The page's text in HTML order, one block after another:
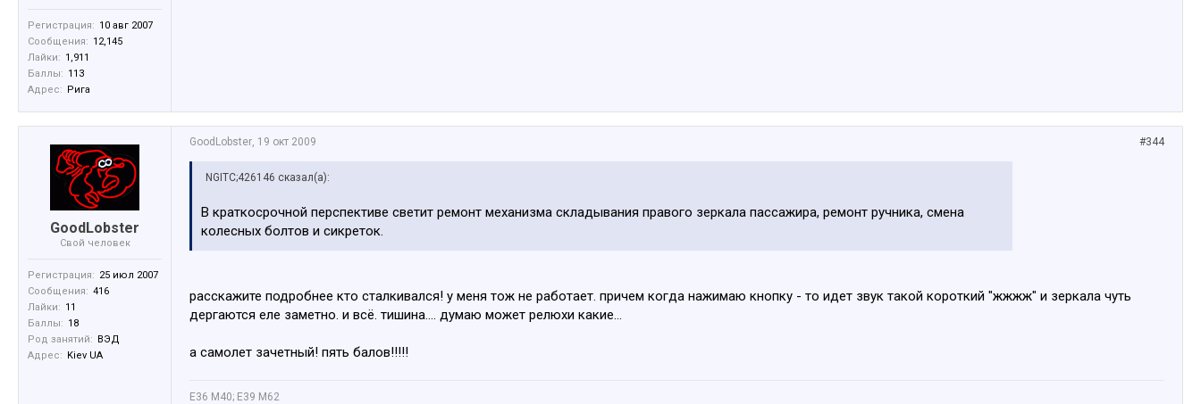
Регистрация: 10 авг 2007
Сообщения: 12,145
Лайки: 1,911
Баллы: 113
Адрес: Рига
GoodLobster
Свой человек
Регистрация: 25 июл 2007
Сообщения: 416
Лайки: 11
Баллы: 18
Род занятий: ВЭД
Адрес: Kiev UA
#344
GoodLobster, 19 окт 2009
NGITC;426146 сказал(а):
В краткосрочной перспективе светит ремонт механизма складывания правого зеркала пассажира, ремонт ручника, смена
колесных болтов и сикреток.
расскажите подробнее кто сталкивался! у меня тож не работает. причем когда нажимаю кнопку - то идет звук такой короткий "жжжж" и зеркала чуть
дергаются еле заметно. и всё. тишина.... думаю может релюхи какие...
а самолет зачетный! пять балов!!!!!
Е36 М40; E39 M62